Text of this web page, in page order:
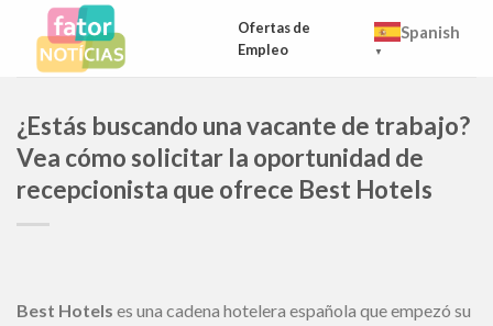
content
Ofertas de
Empleo
Spanish
▼
¿Estás buscando una vacante de trabajo?
Vea cómo solicitar la oportunidad de
recepcionista que ofrece Best Hotels
Best Hotels es una cadena hotelera española que empezó su